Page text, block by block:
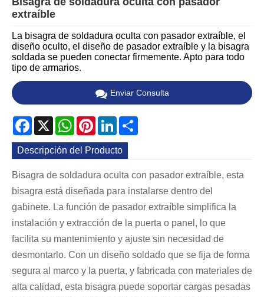
extraíble
La bisagra de soldadura oculta con pasador extraíble, el
diseño oculto, el diseño de pasador extraíble y la bisagra
soldada se pueden conectar firmemente. Apto para todo
tipo de armarios.
Enviar Consulta
Facebook
X WhatsApp
PinterestLinkedIn
Descripción del Producto
Bisagra de soldadura oculta con pasador extraíble, esta
bisagra está diseñada para instalarse dentro del
gabinete. La función de pasador extraíble simplifica la
instalación y extracción de la puerta o panel, lo que
facilita su mantenimiento y ajuste sin necesidad de
desmontarlo. Con un diseño soldado que se fija de forma
segura al marco y la puerta, y fabricada con materiales de
alta calidad, esta bisagra puede soportar cargas pesadas